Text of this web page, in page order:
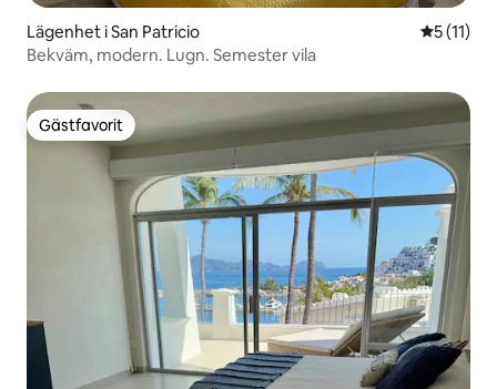
Lägenhet i San Patricio 5 av 5 i
5 (11)
Bekväm, modern. Lugn. Semester vila
Gästfavorit
Gästfavorit